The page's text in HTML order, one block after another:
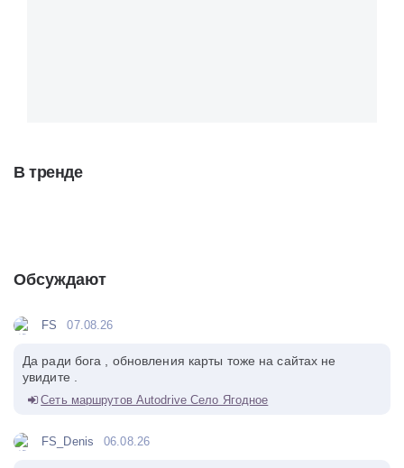
В тренде
Обсуждают
FS 07.08.26
Да ради бога , обновления карты тоже на сайтах не
увидите .
Сеть маршрутов Autodrive Село Ягодное
FS_Denis 06.08.26